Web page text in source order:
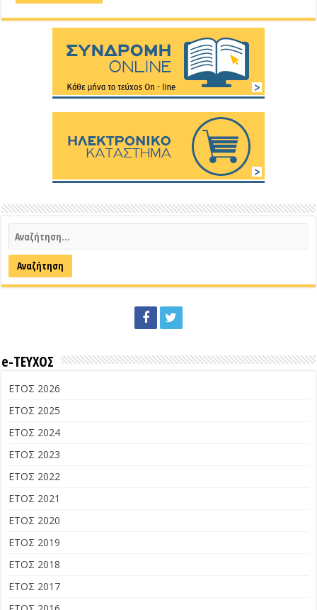
e-ΤΕΥΧΟΣ
ΕΤΟΣ 2026
ΕΤΟΣ 2025
ΕΤΟΣ 2024
ΕΤΟΣ 2023
ΕΤΟΣ 2022
ΕΤΟΣ 2021
ΕΤΟΣ 2020
ΕΤΟΣ 2019
ΕΤΟΣ 2018
ΕΤΟΣ 2017